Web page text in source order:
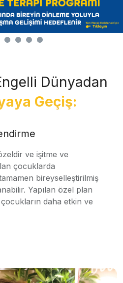
Dünyadan
Geçiş:
ve işitme ve
çocuklarda
bireyselleştirilmiş
Yapılan özel plan
daha etkin ve